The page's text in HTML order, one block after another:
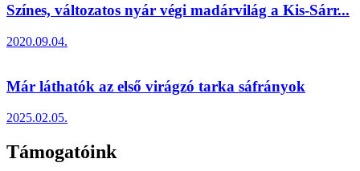
Színes, változatos nyár végi madárvilág a Kis-Sárr...
2020.09.04.
Már láthatók az első virágzó tarka sáfrányok
2025.02.05.
Támogatóink